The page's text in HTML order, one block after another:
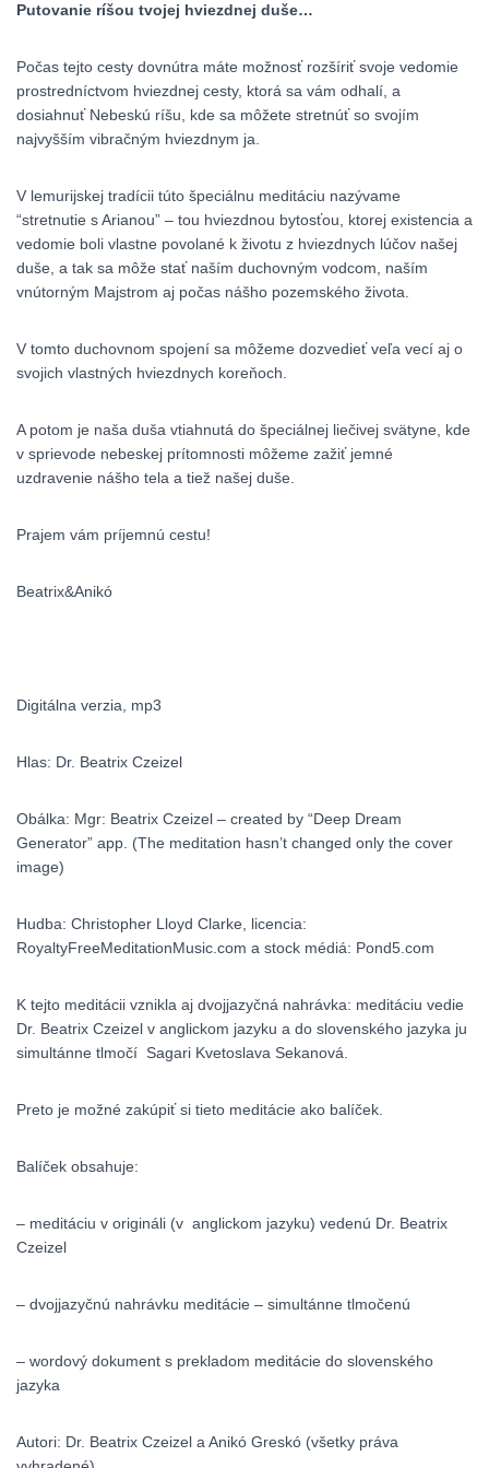
Putovanie ríšou tvojej hviezdnej duše…
Počas tejto cesty dovnútra máte možnosť rozšíriť svoje vedomie
prostredníctvom hviezdnej cesty, ktorá sa vám odhalí, a
dosiahnuť Nebeskú ríšu, kde sa môžete stretnúť so svojím
najvyšším vibračným hviezdnym ja.
V lemurijskej tradícii túto špeciálnu meditáciu nazývame
“stretnutie s Arianou” – tou hviezdnou bytosťou, ktorej existencia a
vedomie boli vlastne povolané k životu z hviezdnych lúčov našej
duše, a tak sa môže stať naším duchovným vodcom, naším
vnútorným Majstrom aj počas nášho pozemského života.
V tomto duchovnom spojení sa môžeme dozvedieť veľa vecí aj o
svojich vlastných hviezdnych koreňoch.
A potom je naša duša vtiahnutá do špeciálnej liečivej svätyne, kde
v sprievode nebeskej prítomnosti môžeme zažiť jemné
uzdravenie nášho tela a tiež našej duše.
Prajem vám príjemnú cestu!
Beatrix&Anikó
Digitálna verzia, mp3
Hlas: Dr. Beatrix Czeizel
Obálka: Mgr: Beatrix Czeizel – created by “Deep Dream
Generator” app. (The meditation hasn’t changed only the cover
image)
Hudba: Christopher Lloyd Clarke, licencia:
RoyaltyFreeMeditationMusic.com a stock médiá: Pond5.com
K tejto meditácii vznikla aj dvojjazyčná nahrávka: meditáciu vedie
Dr. Beatrix Czeizel v anglickom jazyku a do slovenského jazyka ju
simultánne tlmočí Sagari Kvetoslava Sekanová.
Preto je možné zakúpiť si tieto meditácie ako balíček.
Balíček obsahuje:
– meditáciu v origináli (v anglickom jazyku) vedenú Dr. Beatrix
Czeizel
– dvojjazyčnú nahrávku meditácie – simultánne tlmočenú
– wordový dokument s prekladom meditácie do slovenského
jazyka
Autori: Dr. Beatrix Czeizel a Anikó Greskó (všetky práva